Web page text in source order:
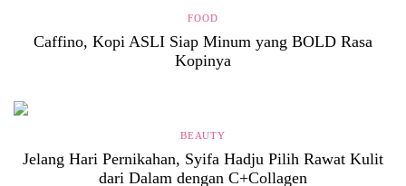
FOOD
Caffino, Kopi ASLI Siap Minum yang BOLD Rasa
Kopinya
BEAUTY
Jelang Hari Pernikahan, Syifa Hadju Pilih Rawat Kulit
dari Dalam dengan C+Collagen